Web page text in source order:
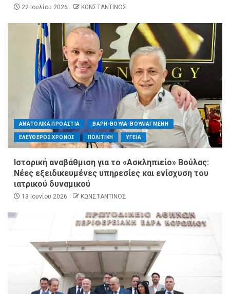
22 Ιουλίου 2026 ΚΩΝΣΤΑΝΤΙΝΟΣ
ΑΝΑΤΟΛΙΚΑ ΠΡΟΑΣΤΙΑ ΒΑΡΗ-ΒΟΥΛΑ-ΒΟΥΛΙΑΓΜΕΝΗ
ΕΛΕΥΘΕΡΟΣ ΧΡΟΝΟΣ ΠΟΛΙΤΙΚΗ ΥΓΕΙΑ
Ιστορική αναβάθμιση για το «Ασκληπιείο» Βούλας:
Νέες εξειδικευμένες υπηρεσίες και ενίσχυση του
ιατρικού δυναμικού
13 Ιουνίου 2026 ΚΩΝΣΤΑΝΤΙΝΟΣ